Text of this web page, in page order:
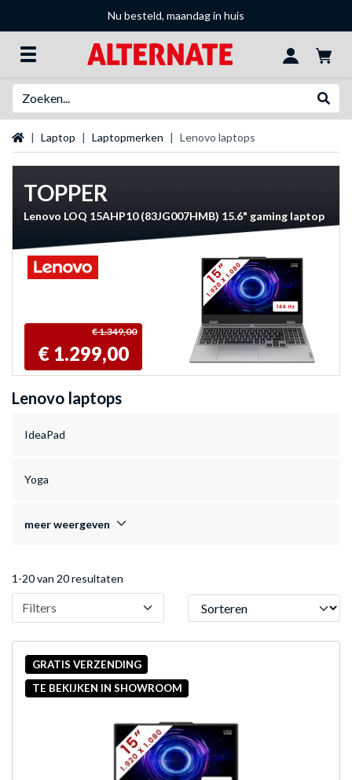
Nu besteld, maandag in huis
Startpagina
Laptop Laptopmerken Lenovo laptops
TOPPER
Lenovo LOQ 15AHP10 (83JG007HMB) 15.6" gaming laptop
€ 1.349,00
€ 1.299,00
Lenovo laptops
IdeaPad
Yoga
meer weergeven
1-20 van 20 resultaten
Filters Sorteren
GRATIS VERZENDING
TE BEKIJKEN IN SHOWROOM